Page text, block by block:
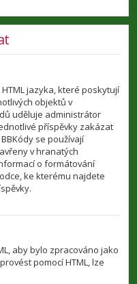
jazyka, které poskytují
objektů v
uděluje administrátor
příspěvky zakázat
se používají
v hranatých
o formátování
ke kterému najdete
aby bylo zpracováno jako
pomocí HTML, lze